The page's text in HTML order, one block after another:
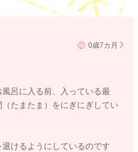
0歳7カ月
呂に入る前、入っている最
たまたま）をにぎにぎしてい
けるようにしているのです